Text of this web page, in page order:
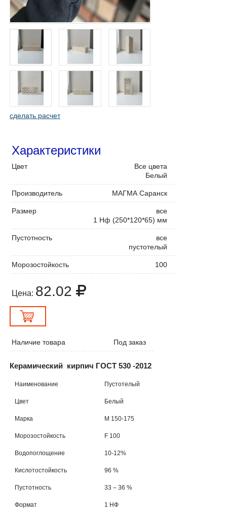
сделать расчет
Характеристики
Цвет
Все цвета
Белый
Производитель МАГМА Саранск
Размер
все
1 Нф (250*120*65) мм
Пустотность
все
пустотелый
Морозостойкость 100
Цена: 82.02
Наличие товара Под заказ
Керамический кирпич ГОСТ 530 -2012
Наименование Пустотелый
Цвет Белый
Марка М 150-175
Морозостойкость F 100
Водопоглощение 10-12%
Кислотостойкость 96 %
Пустотность 33 – 36 %
Формат 1 НФ